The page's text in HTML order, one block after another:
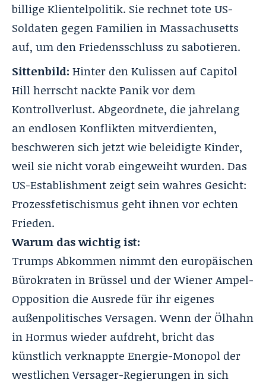
billige Klientelpolitik. Sie rechnet tote US-
Soldaten gegen Familien in Massachusetts
auf, um den Friedensschluss zu sabotieren.
Sittenbild: Hinter den Kulissen auf Capitol
Hill herrscht nackte Panik vor dem
Kontrollverlust. Abgeordnete, die jahrelang
an endlosen Konflikten mitverdienten,
beschweren sich jetzt wie beleidigte Kinder,
weil sie nicht vorab eingeweiht wurden. Das
US-Establishment zeigt sein wahres Gesicht:
Prozessfetischismus geht ihnen vor echten
Frieden.
Warum das wichtig ist:
Trumps Abkommen nimmt den europäischen
Bürokraten in Brüssel und der Wiener Ampel-
Opposition die Ausrede für ihr eigenes
außenpolitisches Versagen. Wenn der Ölhahn
in Hormus wieder aufdreht, bricht das
künstlich verknappte Energie-Monopol der
westlichen Versager-Regierungen in sich